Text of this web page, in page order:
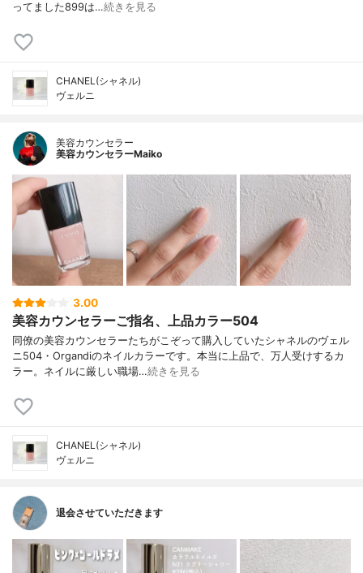
ってました899は…続きを見る
CHANEL(シャネル)
ヴェルニ
美容カウンセラー
美容カウンセラーMaiko
3.00
美容カウンセラーご指名、上品カラー504
同僚の美容カウンセラーたちがこぞって購入していたシャネルのヴェル
ニ504・Organdiのネイルカラーです。本当に上品で、万人受けするカ
ラー。ネイルに厳しい職場…続きを見る
CHANEL(シャネル)
ヴェルニ
退会させていただきます